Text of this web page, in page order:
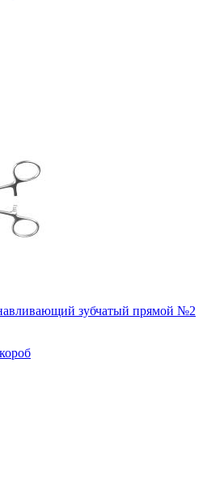
зубчатый прямой №2